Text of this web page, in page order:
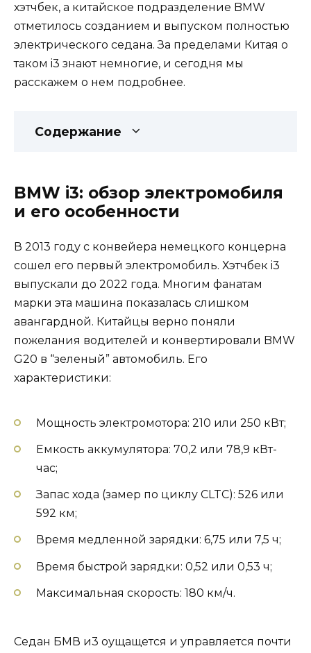
хэтчбек, а китайское подразделение BMW
отметилось созданием и выпуском полностью
электрического седана. За пределами Китая о
таком i3 знают немногие, и сегодня мы
расскажем о нем подробнее.
Содержание
BMW i3: обзор электромобиля
и его особенности
В 2013 году с конвейера немецкого концерна
сошел его первый электромобиль. Хэтчбек i3
выпускали до 2022 года. Многим фанатам
марки эта машина показалась слишком
авангардной. Китайцы верно поняли
пожелания водителей и конвертировали BMW
G20 в “зеленый” автомобиль. Его
характеристики:
Мощность электромотора: 210 или 250 кВт;
Емкость аккумулятора: 70,2 или 78,9 кВт-
час;
Запас хода (замер по циклу CLTC): 526 или
592 км;
Время медленной зарядки: 6,75 или 7,5 ч;
Время быстрой зарядки: 0,52 или 0,53 ч;
Максимальная скорость: 180 км/ч.
Седан БМВ и3 оущащется и управляется почти